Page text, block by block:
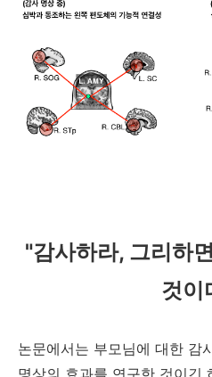
"감사하라, 그리하
것이
논문에서는 부모님에 대한 감